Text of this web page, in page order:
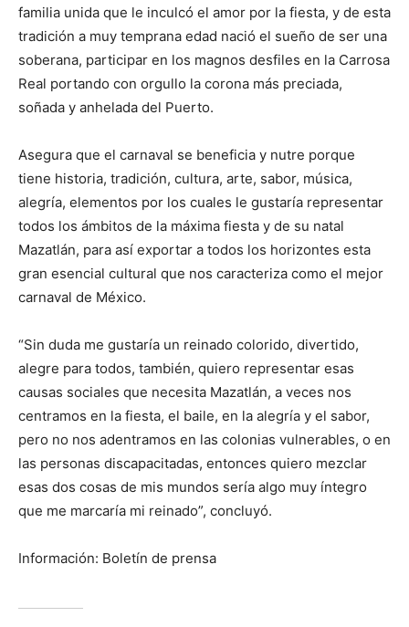
familia unida que le inculcó el amor por la fiesta, y de esta
tradición a muy temprana edad nació el sueño de ser una
soberana, participar en los magnos desfiles en la Carrosa
Real portando con orgullo la corona más preciada,
soñada y anhelada del Puerto.
Asegura que el carnaval se beneficia y nutre porque
tiene historia, tradición, cultura, arte, sabor, música,
alegría, elementos por los cuales le gustaría representar
todos los ámbitos de la máxima fiesta y de su natal
Mazatlán, para así exportar a todos los horizontes esta
gran esencial cultural que nos caracteriza como el mejor
carnaval de México.
“Sin duda me gustaría un reinado colorido, divertido,
alegre para todos, también, quiero representar esas
causas sociales que necesita Mazatlán, a veces nos
centramos en la fiesta, el baile, en la alegría y el sabor,
pero no nos adentramos en las colonias vulnerables, o en
las personas discapacitadas, entonces quiero mezclar
esas dos cosas de mis mundos sería algo muy íntegro
que me marcaría mi reinado”, concluyó.
Información: Boletín de prensa